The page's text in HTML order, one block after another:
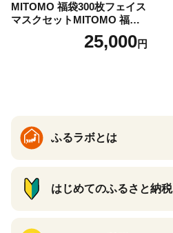
MITOMO 福袋300枚フェイス
マスクセットMITOMO 福袋3
00枚フェイスマスクセット
ふるさと納税 パック ファイ
25,000円
ふるラボとは
はじめてのふるさと納税